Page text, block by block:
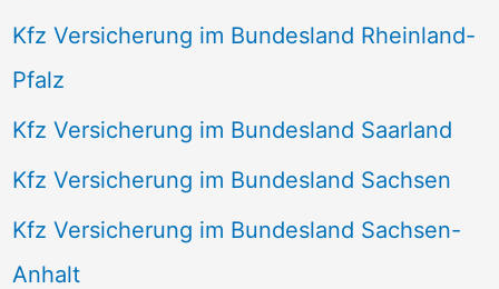
Kfz Versicherung im Bundesland Rheinland-
Pfalz
Kfz Versicherung im Bundesland Saarland
Kfz Versicherung im Bundesland Sachsen
Kfz Versicherung im Bundesland Sachsen-
Anhalt